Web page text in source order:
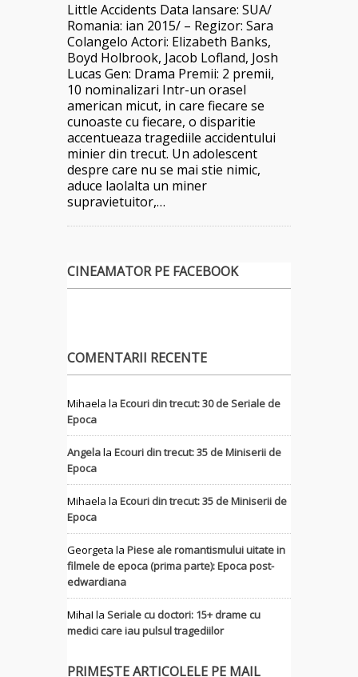
Little Accidents Data lansare: SUA/
Romania: ian 2015/ – Regizor: Sara
Colangelo Actori: Elizabeth Banks,
Boyd Holbrook, Jacob Lofland, Josh
Lucas Gen: Drama Premii: 2 premii,
10 nominalizari Intr-un orasel
american micut, in care fiecare se
cunoaste cu fiecare, o disparitie
accentueaza tragediile accidentului
minier din trecut. Un adolescent
despre care nu se mai stie nimic,
aduce laolalta un miner
supravietuitor,…
CINEAMATOR PE FACEBOOK
COMENTARII RECENTE
Mihaela la Ecouri din trecut: 30 de Seriale de
Epoca
Angelala Ecouri din trecut: 35 de Miniserii de
Epoca
Mihaela la Ecouri din trecut: 35 de Miniserii de
Epoca
Georgeta la Piese ale romantismului uitate in
filmele de epoca (prima parte): Epoca post-
edwardiana
MihaI la Seriale cu doctori: 15+ drame cu
medici care iau pulsul tragediilor
PRIMEȘTE ARTICOLELE PE MAIL